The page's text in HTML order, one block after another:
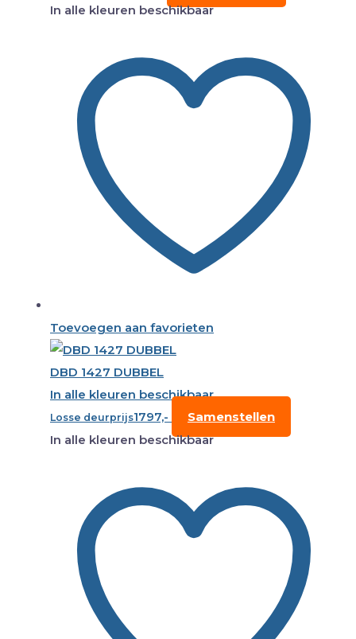
In alle kleuren beschikbaar
Toevoegen aan favorieten
DBD 1427 DUBBEL
In alle kleuren beschikbaar
Losse deurprijs1797,-
Samenstellen
In alle kleuren beschikbaar